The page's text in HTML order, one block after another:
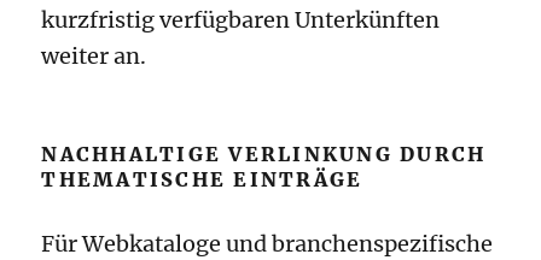
kurzfristig verfügbaren Unterkünften
weiter an.
NACHHALTIGE VERLINKUNG DURCH
THEMATISCHE EINTRÄGE
Für Webkataloge und branchenspezifische